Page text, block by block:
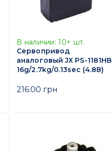
В наличии: 10+ шт.
Сервопривод
аналоговый JX PS-1181HB
16g/2.7kg/0.13sec (4.8В)
216.00 грн